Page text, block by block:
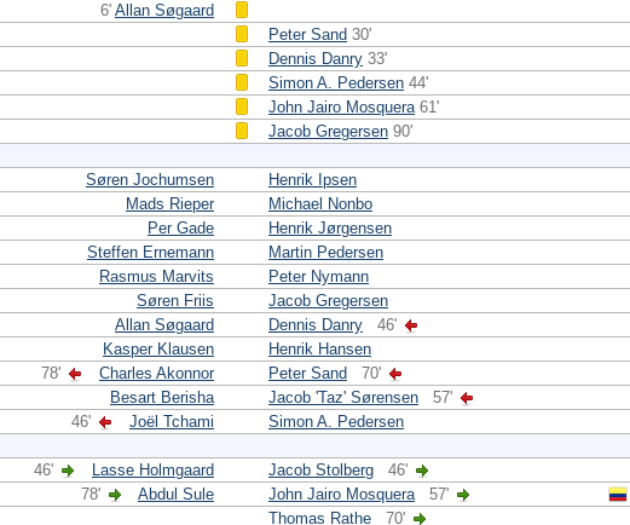
6' Allan Søgaard
Peter Sand 30'
Dennis Danry 33'
Simon A. Pedersen 44'
John Jairo Mosquera 61'
Jacob Gregersen 90'
Søren Jochumsen
Henrik Ipsen
Mads Rieper
Michael Nonbo
Per Gade
Henrik Jørgensen
Steffen Ernemann
Martin Pedersen
Rasmus Marvits
Peter Nymann
Søren Friis
Jacob Gregersen
Allan Søgaard
Dennis Danry
46'
Kasper Klausen
Henrik Hansen
78'
Charles Akonnor Peter Sand
70'
Besart Berisha
Jacob 'Taz' Sørensen
57'
46'
Joël Tchami Simon A. Pedersen
46' Lasse Holmgaard Jacob Stolberg
46'
78'
Abdul Sule John Jairo Mosquera
57'
Thomas Rathe
70'